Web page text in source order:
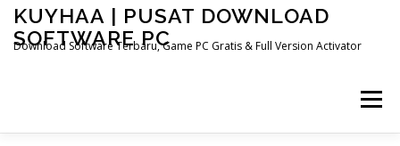
Skip
content
KUYHAA | PUSAT DOWNLOAD
SOFTWARE PC
Download Software Terbaru, Game PC Gratis & Full Version Activator
Menu